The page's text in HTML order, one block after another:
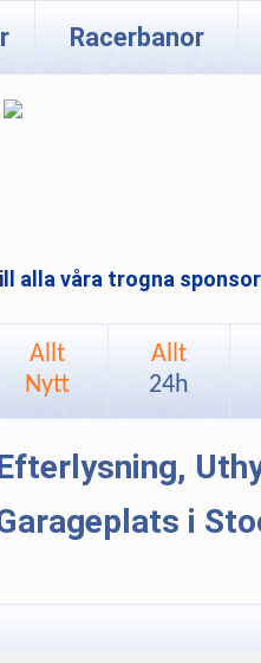
Racerbanor
alla våra trogna
Allt
Nytt
Allt
24h
i